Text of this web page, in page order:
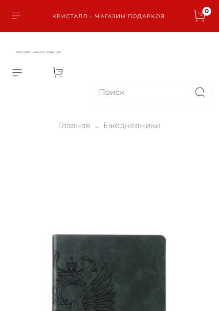
КРИСТАЛЛ - МАГАЗИН ПОДАРКОВ
0
КРИСТАЛЛ - МАГАЗИН ПОДАРКОВ
Главная Ежедневники